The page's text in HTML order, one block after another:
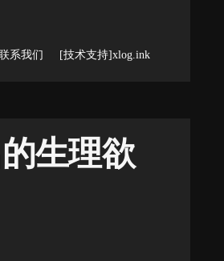
系我们 [技术支持]xlog.ink
生理欲